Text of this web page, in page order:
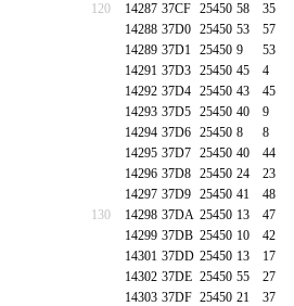
120
14287 37CF 25450 58 35
14288 37D0 25450 53 57
14289 37D1 25450 9 53
14291 37D3 25450 45 4
14292 37D4 25450 43 45
14293 37D5 25450 40 9
14294 37D6 25450 8 8
14295 37D7 25450 40 44
14296 37D8 25450 24 23
14297 37D9 25450 41 48
130
14298 37DA 25450 13 47
14299 37DB 25450 10 42
14301 37DD 25450 13 17
14302 37DE 25450 55 27
14303 37DF 25450 21 37